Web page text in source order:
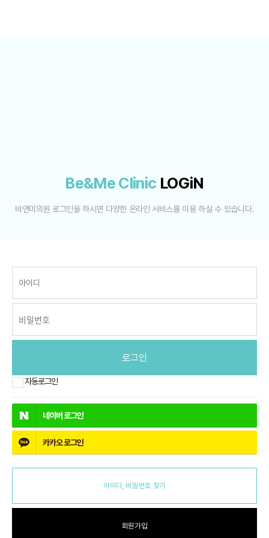
Be&Me Clinic LOGiN
비앤미의원 로그인을 하시면 다양한 온라인 서비스를 이용 하실 수 있습니다.
로그인
자동로그인
네이버로그인
카카오로그인
아이디, 비밀번호 찾기
회원가입